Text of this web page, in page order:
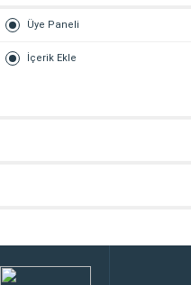
Üye Paneli
İçerik Ekle